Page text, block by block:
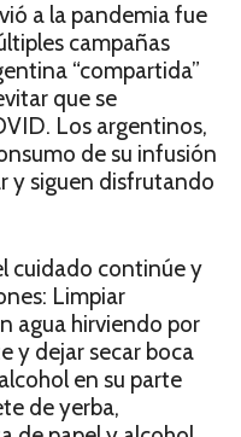
a la pandemia fue
campañas
“compartida”
que se
Los argentinos,
de su infusión
y siguen disfrutando
cuidado continúe y
Limpiar
agua hirviendo por
y dejar secar boca
en su parte
de yerba,